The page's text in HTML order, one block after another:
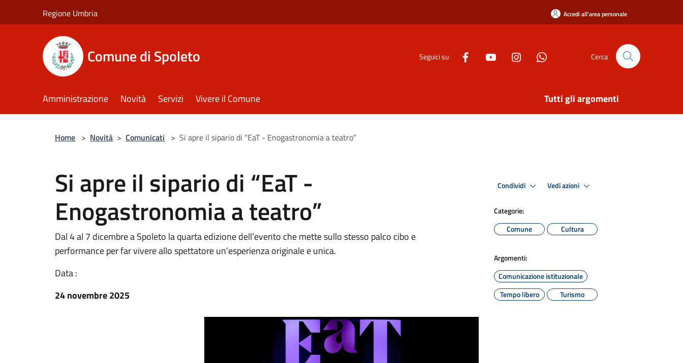
Regione Umbria Accedi all'area personale
Comune di Spoleto Seguici su Cerca
Amministrazione Novità Servizi Vivere il Comune Tutti gli argomenti
Home > Novità > Comunicati > Si apre il sipario di “EaT - Enogastronomia a teatro”
Si apre il sipario di “EaT -
Enogastronomia a teatro”
Dal 4 al 7 dicembre a Spoleto la quarta edizione dell’evento che mette sullo stesso palco cibo e
performance per far vivere allo spettatore un’esperienza originale e unica.
Data :
24 novembre 2025
Condividi Vedi azioni
Categorie:
Comune
Cultura
Argomenti:
Comunicazione istituzionale
Tempo libero
Turismo